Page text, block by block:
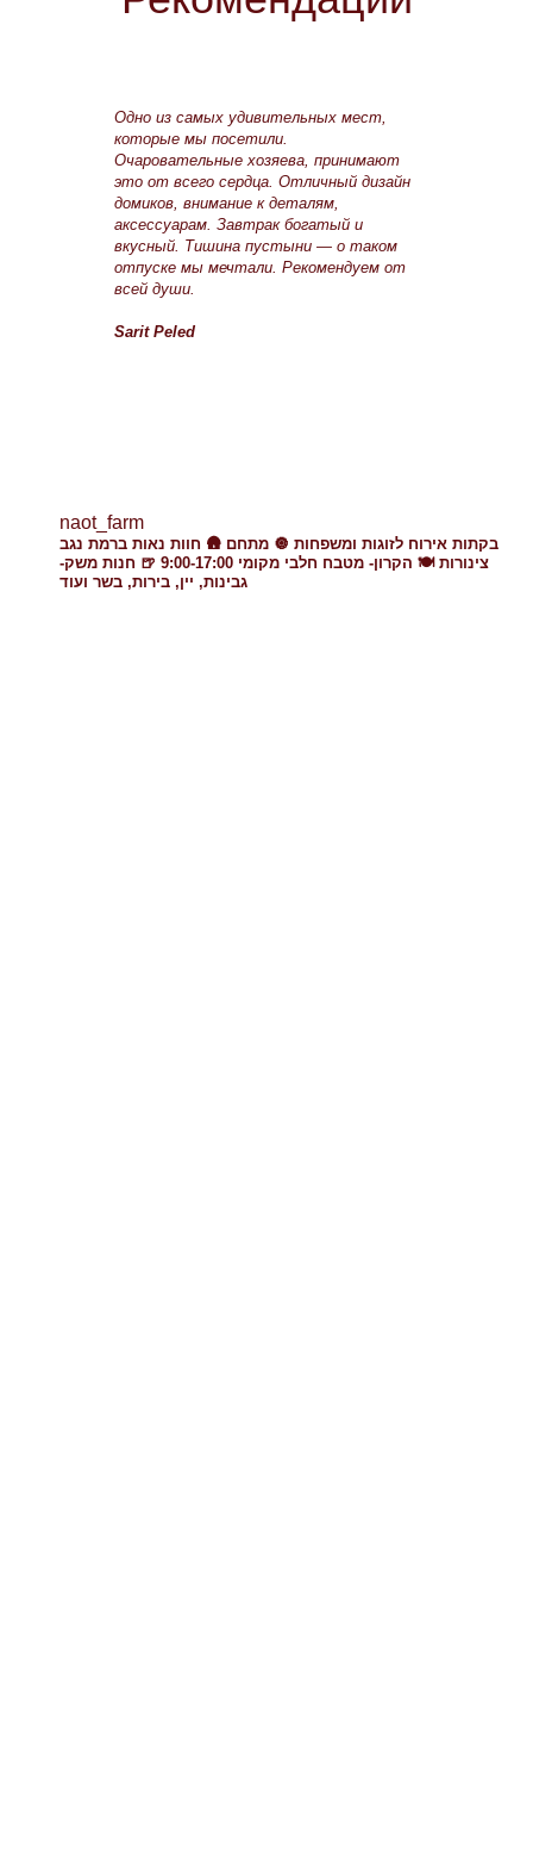
Одно из самых удивительных мест,
которые мы посетили.
Очаровательные хозяева, принимают
это от всего сердца. Отличный дизайн
домиков, внимание к деталям,
аксессуарам. Завтрак богатый и
вкусный. Тишина пустыни — о таком
отпуске мы мечтали. Рекомендуем от
всей души.
Sarit Peled
naot_farm
חוות נאות ברמת נגב 🛖 בקתות אירוח לזוגות ומשפחות 🔘 מתחם
צינורות 🍽 הקרון- מטבח חלבי מקומי 9:00-17:00
🍺 חנות משק-
גבינות, יין, בירות, בשר ועוד